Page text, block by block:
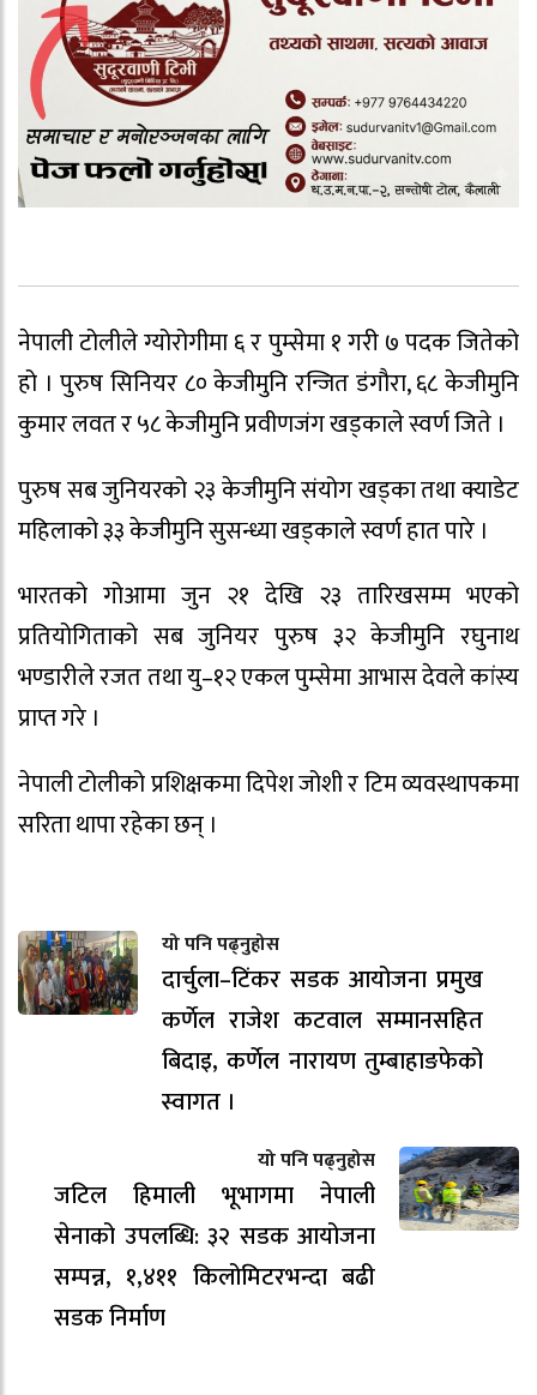
नेपाली टोलीले ग्योरोगीमा ६ र पुम्सेमा १ गरी ७ पदक जितेको
हो । पुरुष सिनियर ८० केजीमुनि रन्जित डंगौरा, ६८ केजीमुनि
कुमार लवत र ५८ केजीमुनि प्रवीणजंग खड्काले स्वर्ण जिते ।
पुरुष सब जुनियरको २३ केजीमुनि संयोग खड्का तथा क्याडेट
महिलाको ३३ केजीमुनि सुसन्ध्या खड्काले स्वर्ण हात पारे ।
भारतको गोआमा जुन २१ देखि २३ तारिखसम्म भएको
प्रतियोगिताको सब जुनियर पुरुष ३२ केजीमुनि रघुनाथ
भण्डारीले रजत तथा यु–१२ एकल पुम्सेमा आभास देवले कांस्य
प्राप्त गरे ।
नेपाली टोलीको प्रशिक्षकमा दिपेश जोशी र टिम व्यवस्थापकमा
सरिता थापा रहेका छन् ।
यो पनि पढ्नुहोस
दार्चुला–टिंकर सडक आयोजना प्रमुख
कर्णेल राजेश कटवाल सम्मानसहित
बिदाइ, कर्णेल नारायण तुम्बाहाङफेको
स्वागत ।
यो पनि पढ्नुहोस
जटिल हिमाली भूभागमा नेपाली
सेनाको उपलब्धि: ३२ सडक आयोजना
सम्पन्न, १,४११ किलोमिटरभन्दा बढी
सडक निर्माण